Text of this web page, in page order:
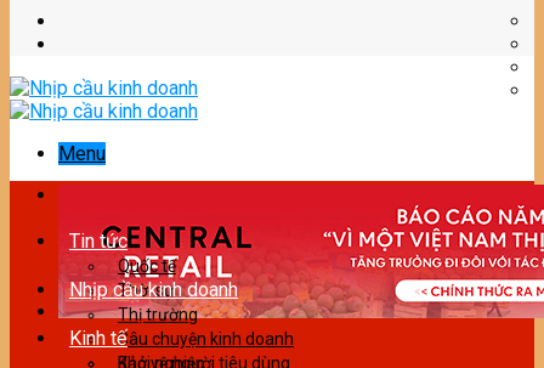
Menu
Tin tức
Quốc tế
Thời sự
Nhịp cầu kinh doanh
Thị trường
Câu chuyện kinh doanh
Bảo vệ người tiêu dùng
Kinh tế
Khởi nghiệp